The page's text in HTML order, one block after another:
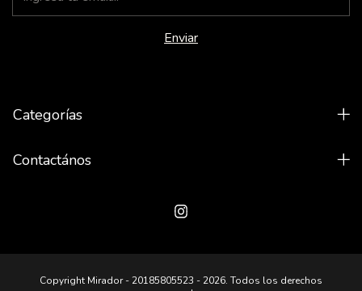
Categorías
Contactános
Copyright Mirador - 20185805523 - 2026. Todos los derechos